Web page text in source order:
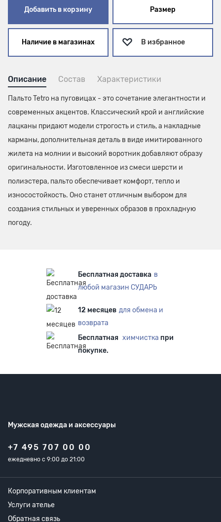
Добавить в корзину Размер
Наличие в магазинах В избранное
Описание Состав Характеристики
Пальто Tetro на пуговицах - это сочетание элегантности и
современных акцентов. Классический крой и английские
лацканы придают модели строгость и стиль, а накладные
карманы, дополнительная деталь в виде имитированного
жилета на молнии и высокий воротник добавляют образу
оригинальности. Изготовленное из смеси шерсти и
полиэстера, пальто обеспечивает комфорт, тепло и
износостойкость. Оно станет отличным выбором для
создания стильных и уверенных образов в прохладную
погоду.
Бесплатная доставка в
любой магазин СУДАРЬ
12 месяцев для обмена и
возврата
Бесплатная химчистка при
покупке.
Мужская одежда и аксессуары
+7 495 707 00 00
ежедневно с 9:00 до 21:00
Корпоративным клиентам
Услуги ателье
Обратная связь